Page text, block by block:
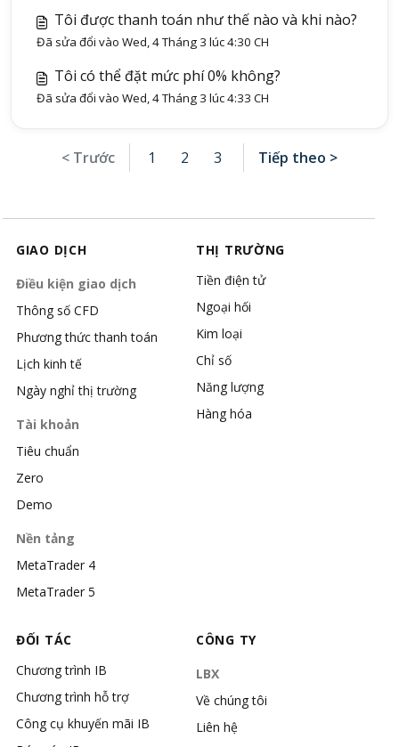
Tôi được thanh toán như thế nào và khi nào?
Đã sửa đổi vào Wed, 4 Tháng 3 lúc 4:30 CH
Tôi có thể đặt mức phí 0% không?
Đã sửa đổi vào Wed, 4 Tháng 3 lúc 4:33 CH
< Trước 1 2 3 Tiếp theo >
GIAO DỊCH
Điều kiện giao dịch
Thông số CFD
Phương thức thanh toán
Lịch kinh tế
Ngày nghỉ thị trường
Tài khoản
Tiêu chuẩn
Zero
Demo
Nền tảng
MetaTrader 4
MetaTrader 5
THỊ TRƯỜNG
Tiền điện tử
Ngoại hối
Kim loại
Chỉ số
Năng lượng
Hàng hóa
ĐỐI TÁC
Chương trình IB
Chương trình hỗ trợ
Công cụ khuyến mãi IB
CÔNG TY
LBX
Về chúng tôi
Liên hệ